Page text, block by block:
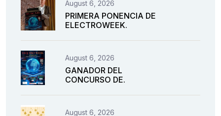
August 6, 2026
PRIMERA PONENCIA DE
ELECTROWEEK.
August 6, 2026
GANADOR DEL
CONCURSO DE.
August 6, 2026